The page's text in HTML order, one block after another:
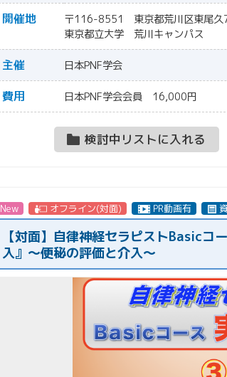
開催地
〒116-8551 東京都荒川区東尾
東京都立大学 荒川キャンパス
主催 日本PNF学会
費用 日本PNF学会会員 16,000円
検討中リストに入れる
New オフライン(対面) PR動画有
【対面】自律神経セラピストBasic
入』〜便秘の評価と介入〜